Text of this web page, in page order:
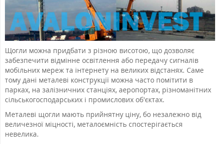
Щогли можна придбати з різною висотою, що дозволяє
забезпечити відмінне освітлення або передачу сигналів
мобільних мереж та інтернету на великих відстанях. Саме
тому дані металеві конструкції можна часто помітити в
парках, на залізничних станціях, аеропортах, різноманітних
сільськогосподарських і промислових об'єктах.
Металеві щогли мають прийнятну ціну, бо незалежно від
величезної міцності, металоємність спостерігається
невелика.